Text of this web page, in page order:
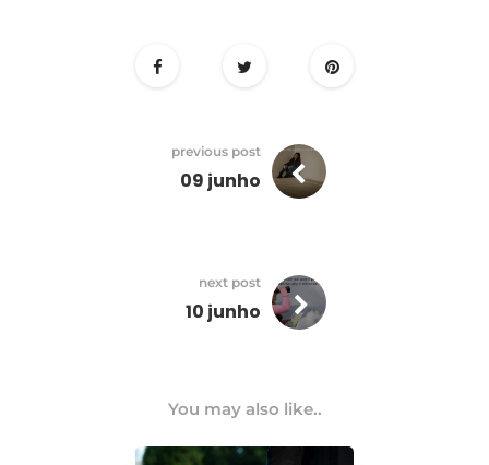
previous post
09 junho
next post
10 junho
You may also like..